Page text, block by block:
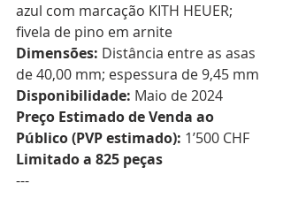
azul com marcação KITH HEUER;
fivela de pino em arnite
Dimensões: Distância entre as asas
de 40,00 mm; espessura de 9,45 mm
Disponibilidade: Maio de 2024
Preço Estimado de Venda ao
Público (PVP estimado): 1’500 CHF
Limitado a 825 peças
---